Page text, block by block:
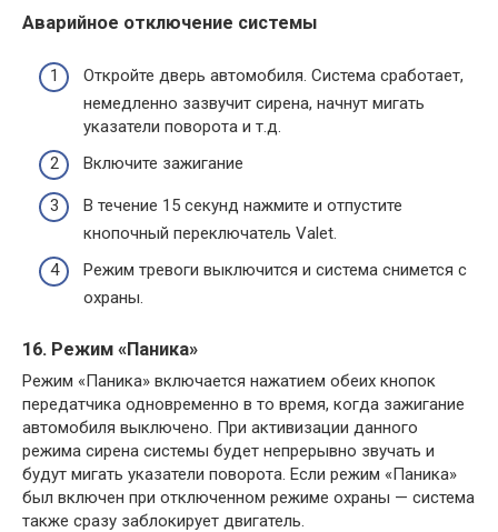
Аварийное отключение системы
Откройте дверь автомобиля. Система сработает,
немедленно зазвучит сирена, начнут мигать
указатели поворота и т.д.
Включите зажигание
В течение 15 секунд нажмите и отпустите
кнопочный переключатель Valet.
Режим тревоги выключится и система снимется с
охраны.
16. Режим «Паника»
Режим «Паника» включается нажатием обеих кнопок
передатчика одновременно в то время, когда зажигание
автомобиля выключено. При активизации данного
режима сирена системы будет непрерывно звучать и
будут мигать указатели поворота. Если режим «Паника»
был включен при отключенном режиме охраны — система
также сразу заблокирует двигатель.